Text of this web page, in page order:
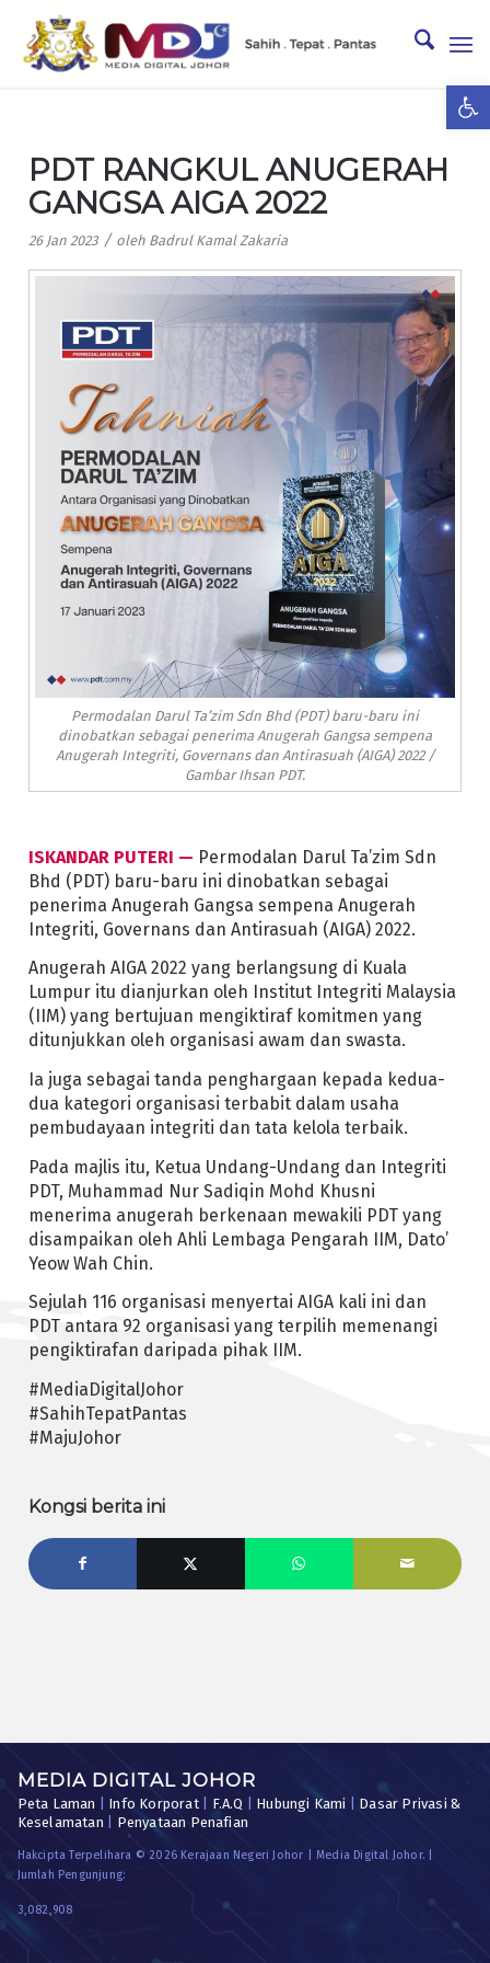
PDT RANGKUL ANUGERAH
GANGSA AIGA 2022
26 Jan 2023 / oleh Badrul Kamal Zakaria
Permodalan Darul Ta’zim Sdn Bhd (PDT) baru-baru ini
dinobatkan sebagai penerima Anugerah Gangsa sempena
Anugerah Integriti, Governans dan Antirasuah (AIGA) 2022 /
Gambar Ihsan PDT.
ISKANDAR PUTERI — Permodalan Darul Ta’zim Sdn
Bhd (PDT) baru-baru ini dinobatkan sebagai
penerima Anugerah Gangsa sempena Anugerah
Integriti, Governans dan Antirasuah (AIGA) 2022.
Anugerah AIGA 2022 yang berlangsung di Kuala
Lumpur itu dianjurkan oleh Institut Integriti Malaysia
(IIM) yang bertujuan mengiktiraf komitmen yang
ditunjukkan oleh organisasi awam dan swasta.
Ia juga sebagai tanda penghargaan kepada kedua-
dua kategori organisasi terbabit dalam usaha
pembudayaan integriti dan tata kelola terbaik.
Pada majlis itu, Ketua Undang-Undang dan Integriti
PDT, Muhammad Nur Sadiqin Mohd Khusni
menerima anugerah berkenaan mewakili PDT yang
disampaikan oleh Ahli Lembaga Pengarah IIM, Dato’
Yeow Wah Chin.
Sejulah 116 organisasi menyertai AIGA kali ini dan
PDT antara 92 organisasi yang terpilih memenangi
pengiktirafan daripada pihak IIM.
#MediaDigitalJohor
#SahihTepatPantas
#MajuJohor
Kongsi berita ini
MEDIA DIGITAL JOHOR
Peta Laman Info Korporat| F.A.Q Hubungi Kami
Dasar Privasi &
Keselamatan
Penyataan Penafian
Hakcipta Terpelihara © 2026 Kerajaan Negeri Johor | Media Digital Johor. |
Jumlah Pengunjung:
3,082,908